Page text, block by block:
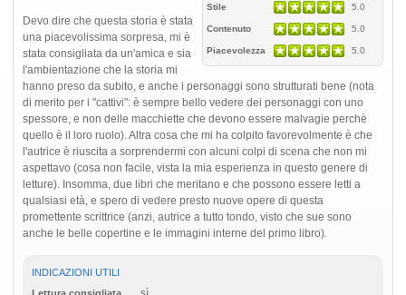
Stile 5.0
Contenuto 5.0
Piacevolezza 5.0
Devo dire che questa storia è stata
una piacevolissima sorpresa, mi è
stata consigliata da un'amica e sia
l'ambientazione che la storia mi
hanno preso da subito, e anche i personaggi sono strutturati bene (nota
di merito per i "cattivi": è sempre bello vedere dei personaggi con uno
spessore, e non delle macchiette che devono essere malvagie perchè
quello è il loro ruolo). Altra cosa che mi ha colpito favorevolmente è che
l'autrice è riuscita a sorprendermi con alcuni colpi di scena che non mi
aspettavo (cosa non facile, vista la mia esperienza in questo genere di
letture). Insomma, due libri che meritano e che possono essere letti a
qualsiasi età, e spero di vedere presto nuove opere di questa
promettente scrittrice (anzi, autrice a tutto tondo, visto che sue sono
anche le belle copertine e le immagini interne del primo libro).
INDICAZIONI UTILI